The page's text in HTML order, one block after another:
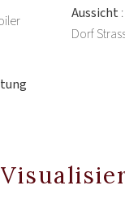
Aussicht
Dorf